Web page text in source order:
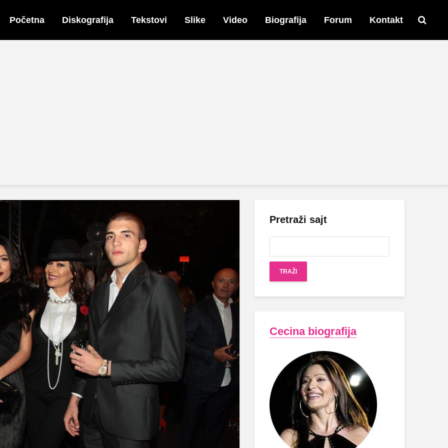
Početna Diskografija Tekstovi Slike Video Biografija Forum Kontakt
Pretraži sajt
Cecina biografija